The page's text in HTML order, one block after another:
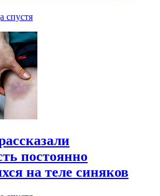
спустя
постоянно
на теле синяков